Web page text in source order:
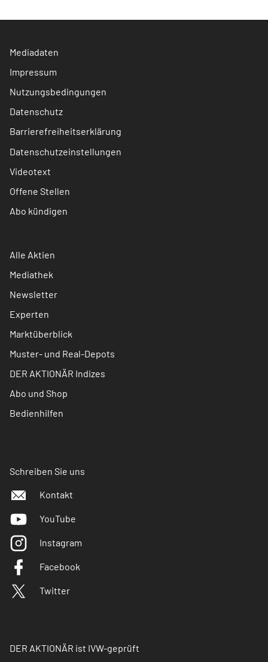
Mediadaten
Impressum
Nutzungsbedingungen
Datenschutz
Barrierefreiheitserklärung
Datenschutzeinstellungen
Videotext
Offene Stellen
Abo kündigen
Alle Aktien
Mediathek
Newsletter
Experten
Marktüberblick
Muster- und Real-Depots
DER AKTIONÄR Indizes
Abo und Shop
Bedienhilfen
Schreiben Sie uns
Kontakt
YouTube
Instagram
Facebook
Twitter
DER AKTIONÄR ist IVW-geprüft